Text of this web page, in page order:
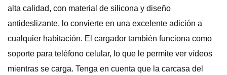
alta calidad, con material de silicona y diseño
antideslizante, lo convierte en una excelente adición a
cualquier habitación. El cargador también funciona como
soporte para teléfono celular, lo que le permite ver vídeos
mientras se carga. Tenga en cuenta que la carcasa del